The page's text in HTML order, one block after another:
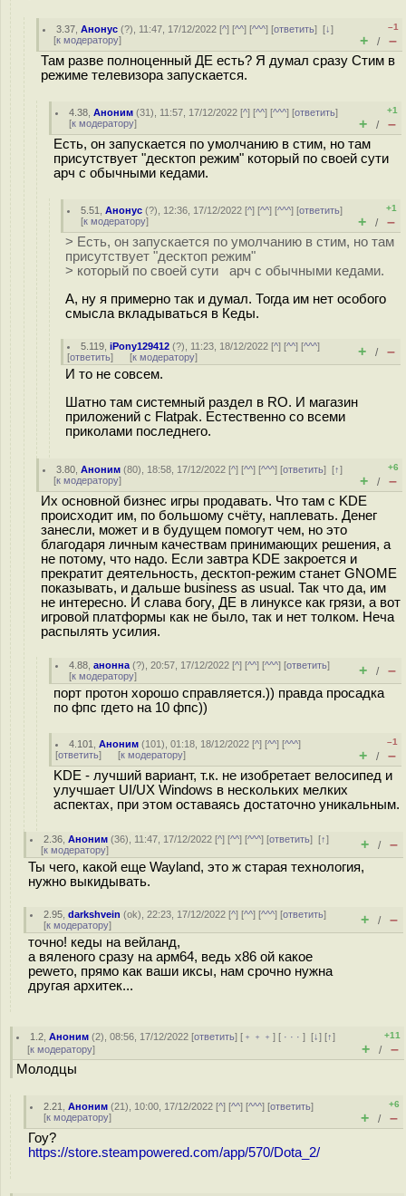
3.37 ,Анонус (?), 11:47, 17/12/2022 [^] [^^] [^^^] [ответить][↓]
[к модератору]
–1
+ / –
Там разве полноценный ДЕ есть? Я думал сразу Стим в
режиме телевизора запускается.
4.38 ,Аноним (31), 11:57, 17/12/2022 [^] [^^] [^^^] [ответить]
[к модератору]
+1
+ / –
Есть, он запускается по умолчанию в стим, но там
присутствует "десктоп режим" который по своей сути
арч с обычными кедами.
5.51 ,Анонус (?), 12:36, 17/12/2022 [^] [^^] [^^^] [ответить]
[к модератору]
+1
+ / –
> Есть, он запускается по умолчанию в стим, но там
присутствует "десктоп режим"
> который по своей сути арч с обычными кедами.
А, ну я примерно так и думал. Тогда им нет особого
смысла вкладываться в Кеды.
5.119 ,iPony129412 (?), 11:23, 18/12/2022 [^] [^^] [^^^]
[ответить] [к модератору] + / –
И то не совсем.
Шатно там системный раздел в RO. И магазин
приложений с Flatpak. Естественно со всеми
приколами последнего.
3.80 ,Аноним (80), 18:58, 17/12/2022 [^] [^^] [^^^] [ответить][↑]
[к модератору]
+6
+ / –
Их основной бизнес игры продавать. Что там с KDE
происходит им, по большому счёту, наплевать. Денег
занесли, может и в будущем помогут чем, но это
благодаря личным качествам принимающих решения, а
не потому, что надо. Если завтра KDE закроется и
прекратит деятельность, десктоп-режим станет GNOME
показывать, и дальше business as usual. Так что да, им
не интересно. И слава богу, ДЕ в линуксе как грязи, а вот
игровой платформы как не было, так и нет толком. Неча
распылять усилия.
4.88 ,анонна (?), 20:57, 17/12/2022 [^] [^^] [^^^] [ответить]
[к модератору] + / –
порт протон хорошо справляется.)) правда просадка
по фпс гдето на 10 фпс))
4.101 ,Аноним (101), 01:18, 18/12/2022 [^] [^^] [^^^]
[ответить] [к модератору]
–1
+ / –
KDE - лучший вариант, т.к. не изобретает велосипед и
улучшает UI/UX Windows в нескольких мелких
аспектах, при этом оставаясь достаточно уникальным.
2.36 ,Аноним (36), 11:47, 17/12/2022 [^] [^^] [^^^] [ответить][↑]
[к модератору] + / –
Ты чего, какой еще Wayland, это ж старая технология,
нужно выкидывать.
2.95 ,darkshvein (ok), 22:23, 17/12/2022 [^] [^^] [^^^] [ответить]
[к модератору] + / –
точно! кеды на вейланд,
а вяленого сразу на арм64, ведь x86 ой какое
pewето, прямо как ваши иксы, нам срочно нужна
другая архитек...
1.2 ,Аноним (2), 08:56, 17/12/2022 [ответить] [ ﹢﹢﹢] [ · · ·][↓] [↑]
[к модератору]
+11
+ / –
Молодцы
2.21 ,Аноним (21), 10:00, 17/12/2022 [^] [^^] [^^^] [ответить]
[к модератору]
+6
+ / –
Гоу?
https://store.steampowered.com/app/570/Dota_2/